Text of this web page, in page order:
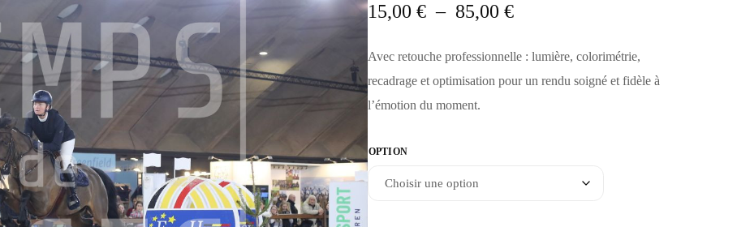
15,00 € – 85,00 €
Avec retouche professionnelle : lumière, colorimétrie,
recadrage et optimisation pour un rendu soigné et fidèle à
l’émotion du moment.
OPTION